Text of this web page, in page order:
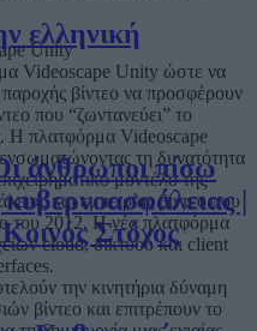
ελληνική
άνθρωποι πίσω
|
Στόχος
Unity
Videoscape Unity ώστε να
παροχής βίντεο να προσφέρουν
που “ζωντανεύει” το
Η πλατφόρμα Videoscape
τη δυνατότητα
μοντέλο της
και εμπειρίας βίντεο που
του 2012. Η νέα πλατφόρμα
cloud, δικτύου και client
την κινητήρια δύναμη
βίντεο και επιτρέπουν το